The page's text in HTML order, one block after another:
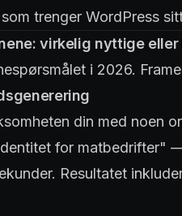
trenger WordPress
virkelig nyttige
i 2026.
din med noen
for matbedrifter"
Resultatet